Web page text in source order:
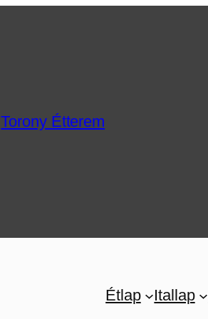
Torony Étterem
Étlap Itallap